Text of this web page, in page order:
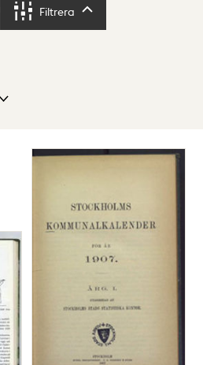
Filtrera